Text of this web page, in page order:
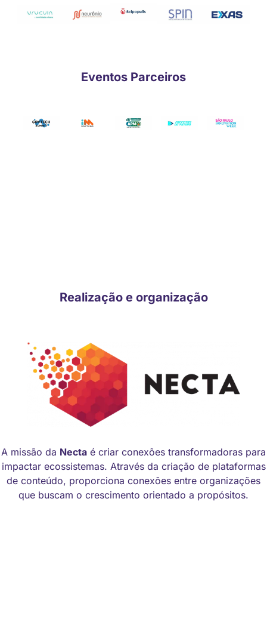
Eventos Parceiros
Realização e organização
A missão da Necta é criar conexões transformadoras para
impactar ecossistemas. Através da criação de plataformas
de conteúdo, proporciona conexões entre organizações
que buscam o crescimento orientado a propósitos.